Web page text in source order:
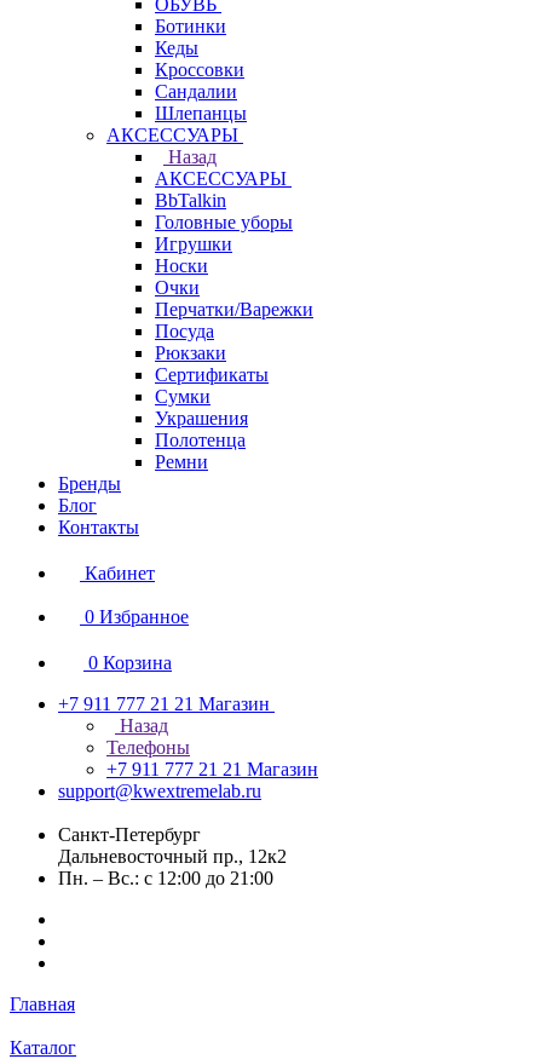
ОБУВЬ
Ботинки
Кеды
Кроссовки
Сандалии
Шлепанцы
АКСЕССУАРЫ
Назад
АКСЕССУАРЫ
BbTalkin
Головные уборы
Игрушки
Носки
Очки
Перчатки/Варежки
Посуда
Рюкзаки
Сертификаты
Сумки
Украшения
Полотенца
Ремни
Бренды
Блог
Контакты
Кабинет
0 Избранное
0 Корзина
+7 911 777 21 21 Магазин
Назад
Телефоны
+7 911 777 21 21 Магазин
support@kwextremelab.ru
Санкт-Петербург
Дальневосточный пр., 12к2
Пн. – Вс.: с 12:00 до 21:00
Главная
Каталог